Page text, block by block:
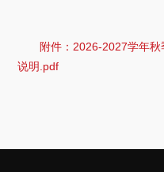
附件：2026-2027学年
说明.pdf